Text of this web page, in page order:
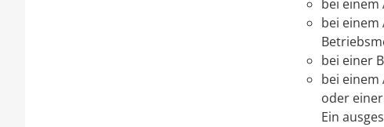
bei einem
bei
bei einer
bei
oder
Ein